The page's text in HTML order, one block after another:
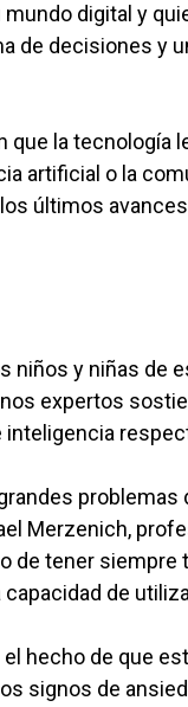
digital y
de decisiones y
que la tecnología
artificial o la
últimos
niños y niñas de
expertos
problemas
Merzenich,
de tener
de
hecho de que
signos de